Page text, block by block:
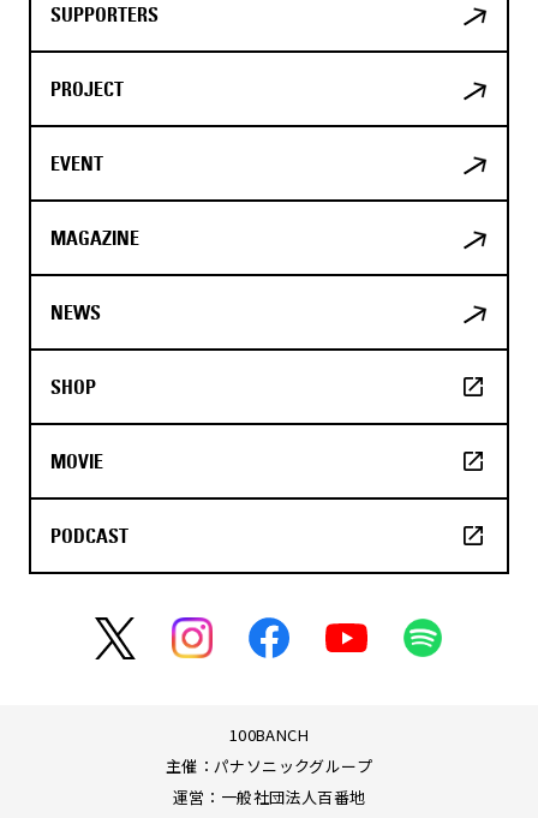
SUPPORTERS
PROJECT
EVENT
MAGAZINE
NEWS
SHOP
MOVIE
PODCAST
100BANCH
主催：パナソニックグループ
運営：一般社団法人百番地